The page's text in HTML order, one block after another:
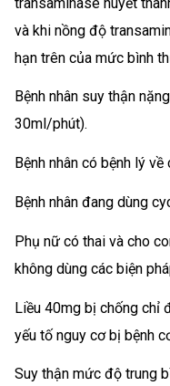
và khi nồng độ
hạn trên của mức bình
Bệnh nhân suy thận
30ml/phút).
Bệnh nhân có bệnh lý về
Bệnh nhân đang dùng
Phụ nữ có thai và cho
không dùng các biện
Liều 40mg bị chống chỉ
yếu tố nguy cơ bị bệnh
Suy thận mức độ trung